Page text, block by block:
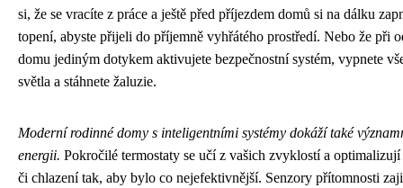
si, že se vracíte z práce a ještě před příjezdem domů si na dálku
topení, abyste přijeli do příjemně vyhřátého prostředí. Nebo že při
domu jediným dotykem aktivujete bezpečnostní systém, vypnete
světla a stáhnete žaluzie.
Moderní rodinné domy s inteligentními systémy dokáží také
energii. Pokročilé termostaty se učí z vašich zvyklostí a
či chlazení tak, aby bylo co nejefektivnější. Senzory přítomnosti